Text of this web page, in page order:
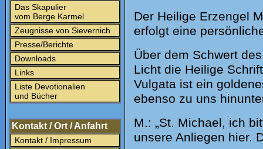
Das Skapulier
vom Berge Karmel
Zeugnisse von Sievernich
Presse/Berichte
Downloads
Links
Liste Devotionalien
und Bücher
Kontakt / Ort / Anfahrt
Kontakt / Impressum
Der Heilige Erzengel
erfolgt eine
Über dem Schwert
Licht die Heilige
Vulgata ist ein
ebenso zu uns
M.: „St. Michael, ich
unsere Anliegen hier.